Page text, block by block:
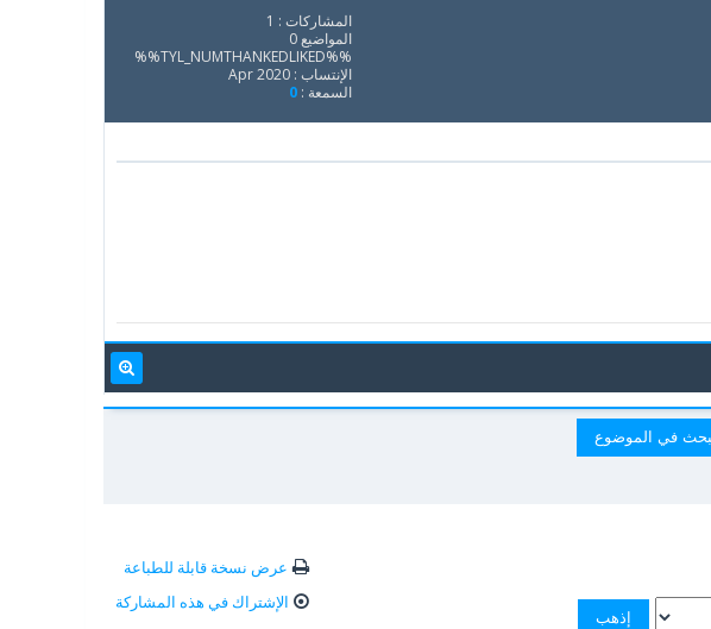
المشاركات : 1
المواضيع 0
%%TYL_NUMTHANKEDLIKED%%
الإنتساب : Apr 2020
السمعة : 0
عرض نسخة قابلة للطباعة
الإشتراك في هذه المشاركة